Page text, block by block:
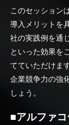
このセッション
導入メリットを
社の実践例を通
といった効果を
てていただけま
企業競争力の強
しょう。
■アルファ